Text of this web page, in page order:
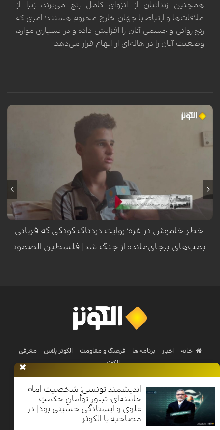
همچنین زندانیان از انزوای کامل رنج می‌برند، زیرا از
ملاقات‌ها و ارتباط با جهان خارج محروم هستند؛ امری که
رنج روانی و جسمی آنان را افزایش داده و در بسیاری موارد،
وضعیت آنان را در هاله‌ای از ابهام قرار می‌دهد.
محمد سرور، کودک فلسطینی ساکن اردوگاه النصیرات در نوار غزه، هنگام عبور
از کنار تپه‌وری در این منطقه، هدف انفجار یک گلوله یا ماده منفجره باقیمانده
از ارتش اشغالگر اسرائیل قرار گرفت. این انفجار که در یک لحظه‌ی گذرا رخ داد،
مسیر زندگی او را برای همیشه دگرگون ساخت؛ به طوری که منجر به قطع هر
دو پا، فلج شدن دست چپ، فلج نیمی از صورت و آسیب جدی به بینایی وی
گردید. این حادثه‌ی تلخ، بار دیگر هشداری است بر خطر مستمر مواد منفجره
برجای‌مانده از جنگ در مناطق مختلف غزه.
خطر خاموش در غزه؛ روایت دردناک کودکی که قربانی
بمب‌های برجای‌مانده از جنگ شد| فلسطین الصمود
اندیشمند تونسی: شخصیت امام
خامنه‌ای، تبلورِ توأمانِ حکمتِ
علوی و ایستادگی حسینی بود| در
مصاحبه با الکوثر
خانه اخبار برنامه ها فرهنگ و مقاومت الکوثر پلاس
معرفی
الکوثر
Nilesat 11900 V | Badr 8 11747 V | Badr5 12284 V
تمامی حقوق محفوظ است